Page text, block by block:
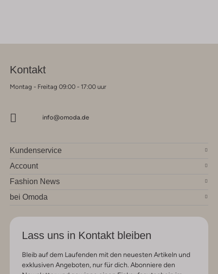
Kontakt
Montag - Freitag 09:00 - 17:00 uur
info@omoda.de
Kundenservice
Account
Fashion News
bei Omoda
Lass uns in Kontakt bleiben
Bleib auf dem Laufenden mit den neuesten Artikeln und
exklusiven Angeboten, nur für dich. Abonniere den